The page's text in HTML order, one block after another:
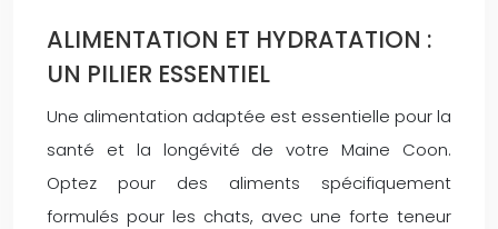
ALIMENTATION ET HYDRATATION :
UN PILIER ESSENTIEL
Une alimentation adaptée est essentielle pour la
santé et la longévité de votre Maine Coon.
Optez pour des aliments spécifiquement
formulés pour les chats, avec une forte teneur